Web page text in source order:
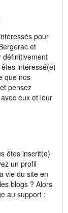
pour
et
définitivement
intéressé(e)
que nos
pensez
eux et leur
êtes inscrit(e)
un profil
vie du site en
blogs ? Alors
au support :